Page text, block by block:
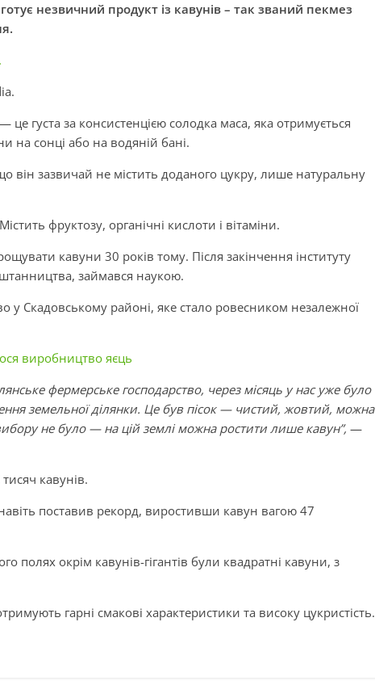
незвичний продукт із кавунів – так званий пекмез
густа за консистенцією солодка маса, яка отримується
на сонці або на водяній бані.
він зазвичай не містить доданого цукру, лише натуральну
фруктозу, органічні кислоти і вітаміни.
кавуни 30 років тому. Після закінчення інституту
займався наукою.
у Скадовському районі, яке стало ровесником незалежної
виробництво яєць
фермерське господарство, через місяць у нас уже було
земельної ділянки. Це був пісок — чистий, жовтий, можна
не було — на цій землі можна ростити лише кавун”, —
кавунів.
поставив рекорд, виростивши кавун вагою 47
полях окрім кавунів-гігантів були квадратні кавуни, з
гарні смакові характеристики та високу цукристість.